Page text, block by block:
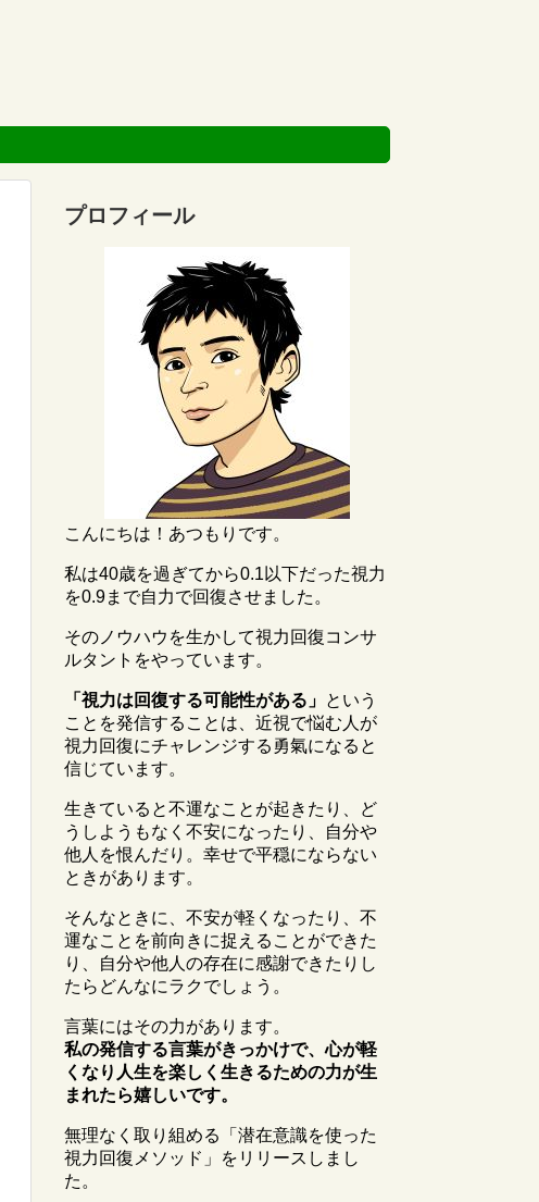
プロフィール
こんにちは！あつもりです。
私は40歳を過ぎてから0.1以下だった視力
を0.9まで自力で回復させました。
そのノウハウを生かして視力回復コンサ
ルタントをやっています。
「視力は回復する可能性がある」 という
ことを発信することは、近視で悩む人が
視力回復にチャレンジする勇氣になると
信じています。
生きていると不運なことが起きたり、ど
うしようもなく不安になったり、自分や
他人を恨んだり。幸せで平穏にならない
ときがあります。
そんなときに、不安が軽くなったり、不
運なことを前向きに捉えることができた
り、自分や他人の存在に感謝できたりし
たらどんなにラクでしょう。
言葉にはその力があります。
私の発信する言葉がきっかけで、心が軽
くなり人生を楽しく生きるための力が生
まれたら嬉しいです。
無理なく取り組める「潜在意識を使った
視力回復メソッド」をリリースしまし
た。